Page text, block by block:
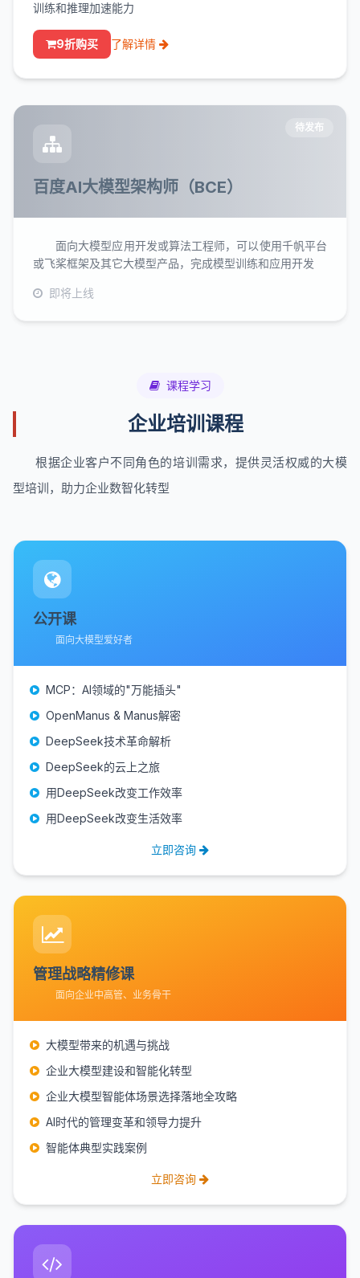
训练和推理加速能力
9折购买 了解详情
待发布
百度AI大模型架构师（BCE）
面向大模型应用开发或算法工程师，可以使用千帆平台
或飞桨框架及其它大模型产品，完成模型训练和应用开发
即将上线
课程学习
企业培训课程
根据企业客户不同角色的培训需求，提供灵活权威的大模
型培训，助力企业数智化转型
公开课
面向大模型爱好者
MCP：AI领域的"万能插头"
OpenManus & Manus解密
DeepSeek技术革命解析
DeepSeek的云上之旅
用DeepSeek改变工作效率
用DeepSeek改变生活效率
立即咨询
管理战略精修课
面向企业中高管、业务骨干
大模型带来的机遇与挑战
企业大模型建设和智能化转型
企业大模型智能体场景选择落地全攻略
AI时代的管理变革和领导力提升
智能体典型实践案例
立即咨询